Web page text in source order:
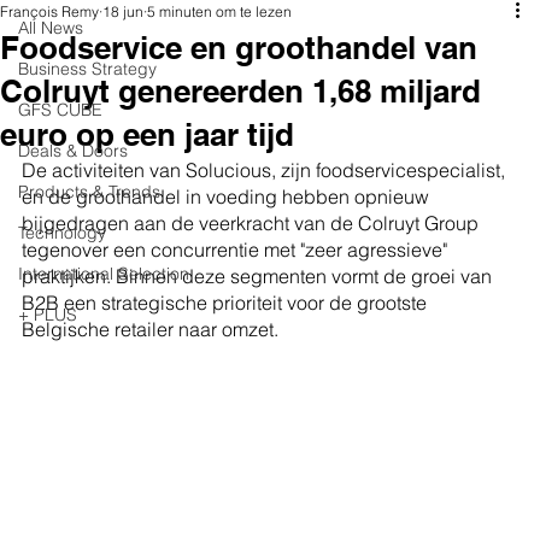
All News
Business Strategy
GFS CUBE
Deals & Doors
Products & Trends
Technology
International Selection
+ PLUS
Foodservice en groothandel van
Colruyt genereerden 1,68 miljard
euro op een jaar tijd
François Remy 18 jun 5 minuten om te lezen
De activiteiten van Solucious, zijn foodservicespecialist,
en de groothandel in voeding hebben opnieuw
bijgedragen aan de veerkracht van de Colruyt Group
tegenover een concurrentie met "zeer agressieve"
praktijken. Binnen deze segmenten vormt de groei van
B2B een strategische prioriteit voor de grootste
Belgische retailer naar omzet.